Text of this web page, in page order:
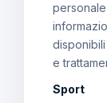
e
Sport